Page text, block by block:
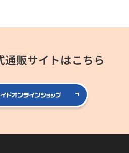
通販サイトはこちら
公式コロ